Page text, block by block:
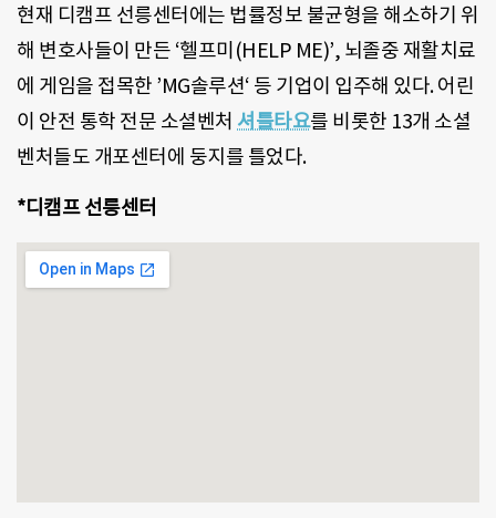
현재 디캠프 선릉센터에는 법률정보 불균형을 해소하기 위
해 변호사들이 만든 ‘헬프미(HELP ME)’, 뇌졸중 재활치료
에 게임을 접목한 ’MG솔루션‘ 등 기업이 입주해 있다. 어린
이 안전 통학 전문 소셜벤처 셔틀타요를 비롯한 13개 소셜
벤처들도 개포센터에 둥지를 틀었다.
*디캠프 선릉센터